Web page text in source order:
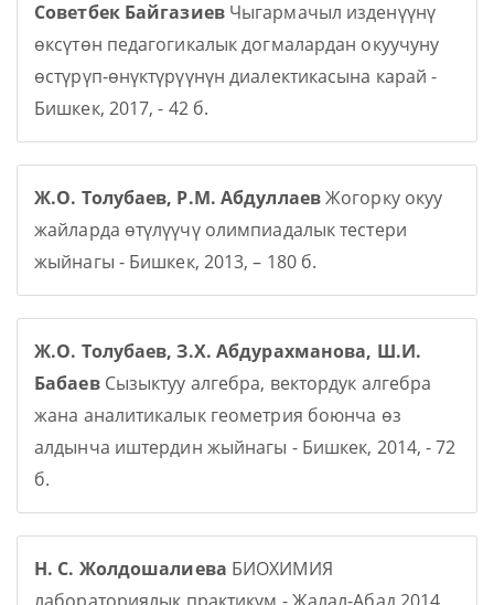
Советбек БайгазиевЧыгармачыл изденүүнү
өксүтөн педагогикалык догмалардан окуучуну
өстүрүп-өнүктүрүүнүн диалектикасына карай -
Бишкек, 2017, - 42 б.
Ж.О. Толубаев, Р.М. АбдуллаевЖогорку окуу
жайларда өтүлүүчү олимпиадалык тестери
жыйнагы - Бишкек, 2013, – 180 б.
Ж.О. Толубаев, З.Х. Абдурахманова, Ш.И.
БабаевСызыктуу алгебра, вектордук алгебра
жана аналитикалык геометрия боюнча өз
алдынча иштердин жыйнагы - Бишкек, 2014, - 72
б.
Н. С. Жолдошалиева БИОХИМИЯ